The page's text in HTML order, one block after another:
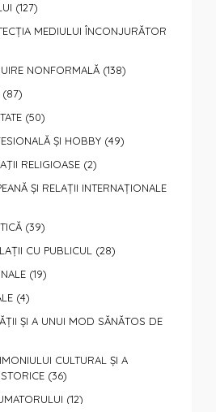
(127)
MEDIULUI ÎNCONJURĂTOR
NONFORMALĂ (138)
(87)
(50)
ȘI HOBBY (49)
RELIGIOASE (2)
ȘI RELAȚII INTERNAȚIONALE
(39)
CU PUBLICUL (28)
(19)
(4)
ȘI A UNUI MOD SĂNĂTOS DE
CULTURAL ȘI A
(36)
(12)